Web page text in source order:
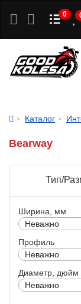
0
Каталог
Bearway
Тип/
Ширина, мм
Неважно
Профиль
Неважно
Диаметр, дюйм
Неважно